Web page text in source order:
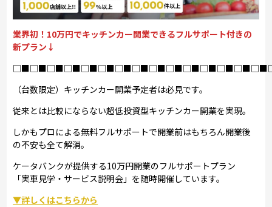
業界初！10万円でキッチンカー開業できるフルサポート付きの
新プラン↓
（台数限定）キッチンカー開業予定者は必見です。
従来とは比較にならない超低投資型キッチンカー開業を実現。
しかもプロによる無料フルサポートで開業前はもちろん開業後
の不安も全て解消。
ケータバンクが提供する10万円開業のフルサポートプラン
「実車見学・サービス説明会」を随時開催しています。
▼詳しくはこちらから